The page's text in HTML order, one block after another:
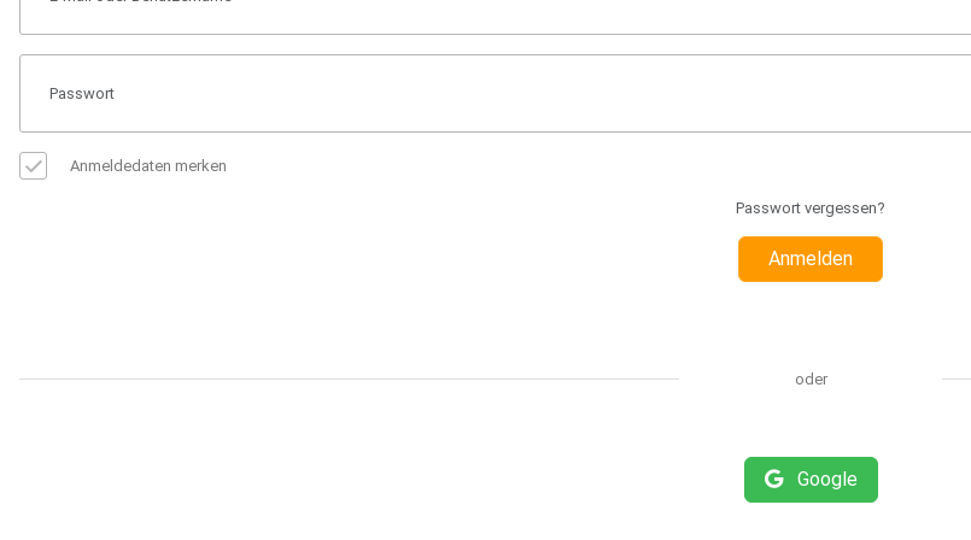
Anmeldedaten merken
Passwort vergessen?
Anmelden
oder
Google